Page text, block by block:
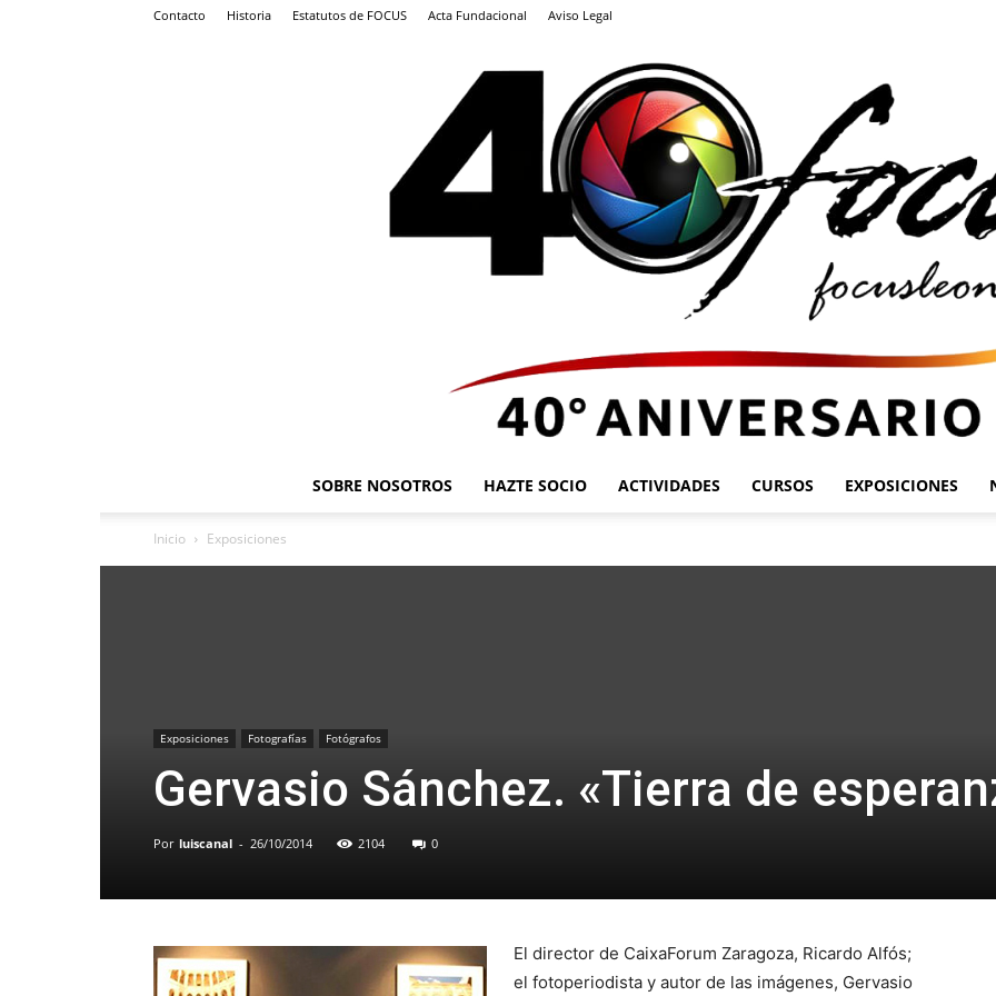
Contacto Historia Estatutos de FOCUS Acta Fundacional Aviso Legal
SOBRE NOSOTROS HAZTE SOCIO ACTIVIDADES CURSOS EXPOSICIONES
Inicio Exposiciones
Exposiciones Fotografías Fotógrafos
Gervasio Sánchez. «Tierra de
Por luiscanal - 26/10/2014 2104 0
El director de CaixaForum Zaragoza, Ricardo Alfós;
el fotoperiodista y autor de las imágenes, Gervasio